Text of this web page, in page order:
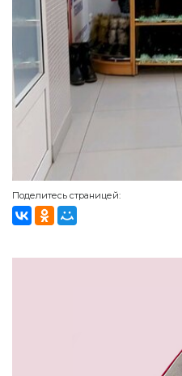
Поделитесь страницей: